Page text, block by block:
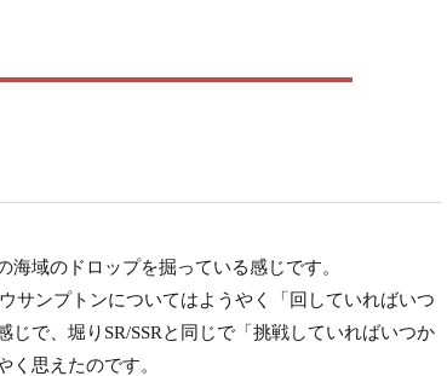
域のドロップを掘っている感じです。
サンプトンについてはようやく「回していればいつ
で、堀りSR/SSRと同じで「挑戦していればいつか
く思えたのです。